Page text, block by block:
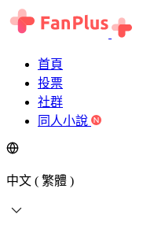
首頁
投票
社群
同人小說
中文 ( 繁體 )